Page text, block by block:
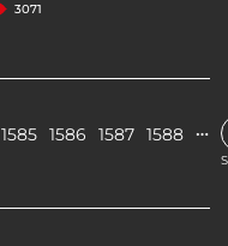
3071
1585 1586 1587 1588 …